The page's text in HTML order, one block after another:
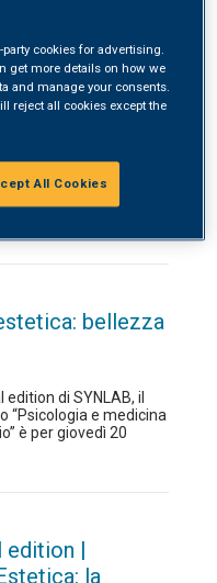
| Pavimento
ed energia
il primo Tè della
Santa Maria. Insieme
nostra femminilità”,
del Polidiagnostico
piano – ingresso
bellezza
di SYNLAB, il
“Psicologia e medicina
è per giovedì 20
edition |
la
cookies for advertising.
get more details on how we
and manage your consents.
reject all cookies except the
All Cookies